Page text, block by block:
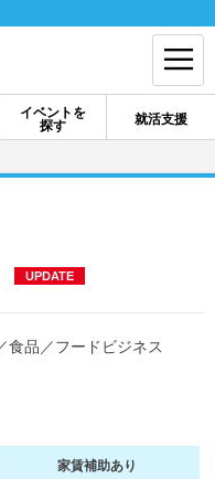
イベントを
探す
就活支援
ログイン
UPDATE
食品 ／フードビジネス
家賃補助あり